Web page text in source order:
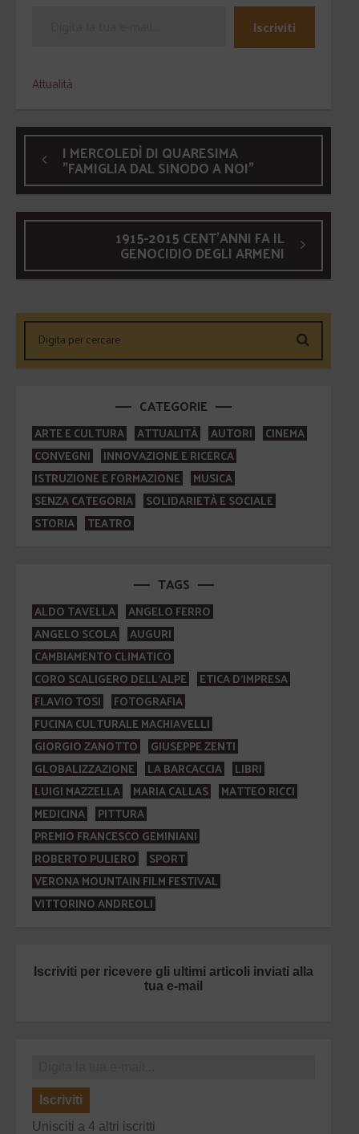
Iscriviti
Attualità
I MERCOLEDÌ DI QUARESIMA
"FAMIGLIA DAL SINODO A NOI"
1915-2015 CENT'ANNI FA IL
GENOCIDIO DEGLI ARMENI
CATEGORIE
ARTE E CULTURA ATTUALITÀ AUTORI
CINEMA
CONVEGNI
INNOVAZIONE E RICERCA
ISTRUZIONE E FORMAZIONE
MUSICA
SENZA CATEGORIA
SOLIDARIETÀ E SOCIALE
STORIA
TEATRO
TAGS
ALDO TAVELLA
ANGELO FERRO
ANGELO SCOLA
AUGURI
CAMBIAMENTO CLIMATICO
CORO SCALIGERO DELL'ALPE
ETICA D'IMPRESA
FLAVIO TOSI
FOTOGRAFIA
FUCINA CULTURALE MACHIAVELLI
GIORGIO ZANOTTO
GIUSEPPE ZENTI
GLOBALIZZAZIONE
LA BARCACCIA
LIBRI
LUIGI MAZZELLA
MARIA CALLAS
MATTEO RICCI
MEDICINA
PITTURA
PREMIO FRANCESCO GEMINIANI
ROBERTO PULIERO
SPORT
VERONA MOUNTAIN FILM FESTIVAL
VITTORINO ANDREOLI
Iscriviti per ricevere gli ultimi articoli inviati alla
tua e-mail
Iscriviti
Unisciti a 4 altri iscritti